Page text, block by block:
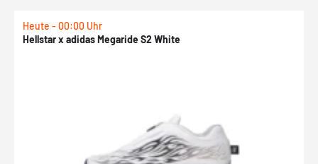
Heute - 00:00 Uhr
Hellstar x adidas Megaride S2 White